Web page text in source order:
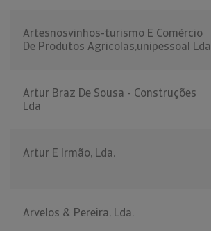
Artesnosvinhos-turismo E Comércio
De Produtos Agricolas,unipessoal Lda
Artur Braz De Sousa - Construções
Lda
Artur E Irmão, Lda.
Arvelos & Pereira, Lda.